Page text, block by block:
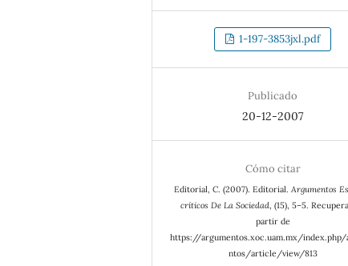
1-197-3853jxl.pdf
Publicado
20-12-2007
Cómo citar
Editorial, C. (2007). Editorial. Argumentos
críticos De La Sociedad, (15), 5–5.
partir de
https://argumentos.xoc.uam.mx/index.php/
ntos/article/view/813